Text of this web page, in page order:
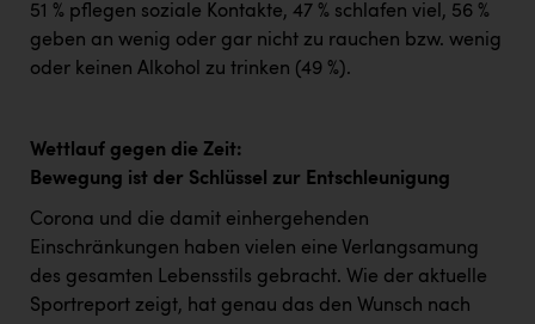
51 % pflegen soziale Kontakte, 47 % schlafen viel, 56 %
geben an wenig oder gar nicht zu rauchen bzw. wenig
oder keinen Alkohol zu trinken (49 %).
Wettlauf gegen die Zeit:
Bewegung ist der Schlüssel zur Entschleunigung
Corona und die damit einhergehenden
Einschränkungen haben vielen eine Verlangsamung
des gesamten Lebensstils gebracht. Wie der aktuelle
Sportreport zeigt, hat genau das den Wunsch nach